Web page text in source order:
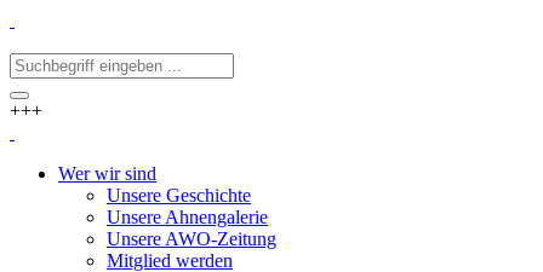
+++
Wer wir sind
Unsere Geschichte
Unsere Ahnengalerie
Unsere AWO-Zeitung
Mitglied werden